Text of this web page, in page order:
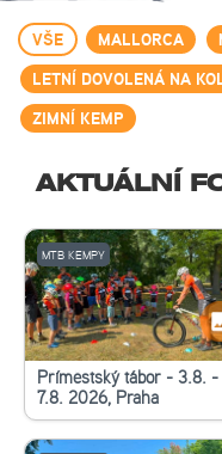
VŠE MALLORCA
LETNÍ DOVOLENÁ NA
ZIMNÍ KEMP
AKTUÁLNÍ
MTB KEMPY
Příměstský tábor - 3.8. -
7.8. 2026, Praha